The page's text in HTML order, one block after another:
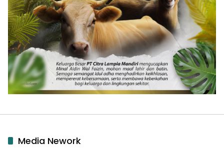
Media Nework